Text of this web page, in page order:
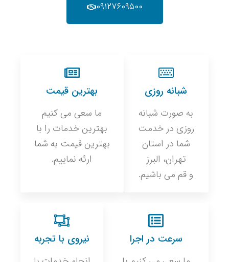
۰۹۱۲۷۶۰۹۵۰۰
شبانه روزی
به صورت شبانه
روزی در خدمت
شما در استان
تهران، البرز
و قم می باشیم.
بهترین قیمت
ما سعی می کنیم
بهترین خدمات را با
بهترین قیمت به شما
ارئه نماییم.
سرعت در اجرا نیروی با تجربه